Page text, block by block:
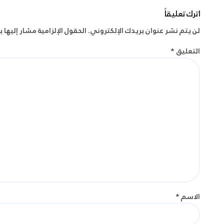
اترك تعليقاً
لن يتم نشر عنوان بريدك الإلكتروني.الحقول الإلزامية مشار إليها
التعليق*
الاسم*